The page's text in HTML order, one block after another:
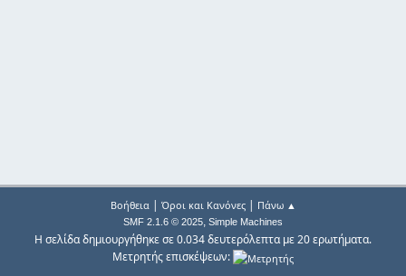
Βοήθεια| Όροι και Κανόνες| Πάνω ▲
SMF 2.1.6 © 2025, Simple Machines
Η σελίδα δημιουργήθηκε σε 0.034 δευτερόλεπτα με 20 ερωτήματα.
Μετρητής επισκέψεων: